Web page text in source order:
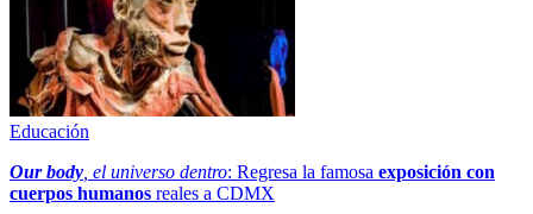
Educación
Our body , el universo dentro: Regresa la famosa exposición con
cuerpos humanos reales a CDMX